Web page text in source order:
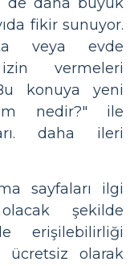
fikir sunuyor.
veya evde
vermeleri
konuya yeni
nedir?" ile
daha ileri
sayfaları ilgi
şekilde
erişilebilirliği
ücretsiz olarak